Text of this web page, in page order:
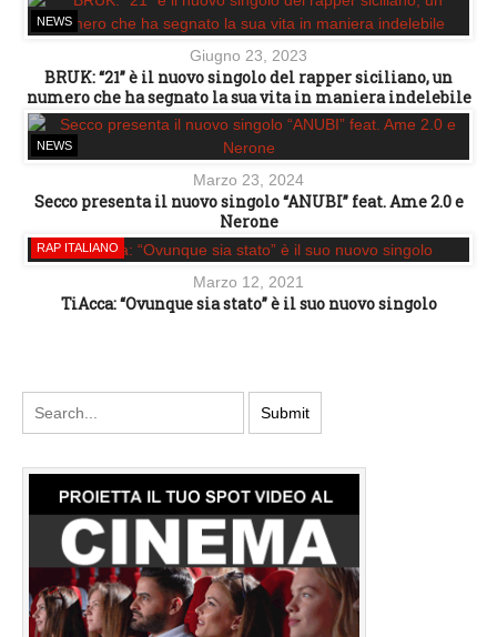
NEWS
Giugno 23, 2023
BRUK: “21” è il nuovo singolo del rapper siciliano, un
numero che ha segnato la sua vita in maniera indelebile
NEWS
Marzo 23, 2024
Secco presenta il nuovo singolo “ANUBI” feat. Ame 2.0 e
Nerone
RAP ITALIANO
Marzo 12, 2021
TiAcca: “Ovunque sia stato” è il suo nuovo singolo